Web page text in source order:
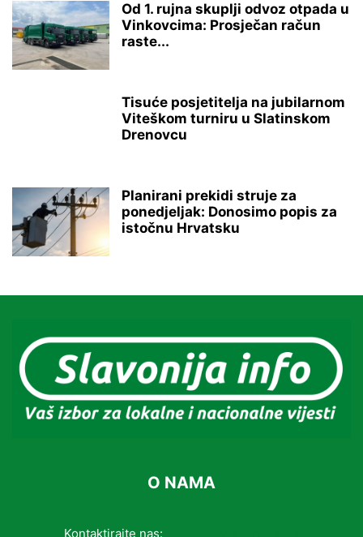
Od 1. rujna skuplji odvoz otpada u
Vinkovcima: Prosječan račun
raste...
Tisuće posjetitelja na jubilarnom
Viteškom turniru u Slatinskom
Drenovcu
Planirani prekidi struje za
ponedjeljak: Donosimo popis za
istočnu Hrvatsku
O NAMA
Kontaktirajte nas: